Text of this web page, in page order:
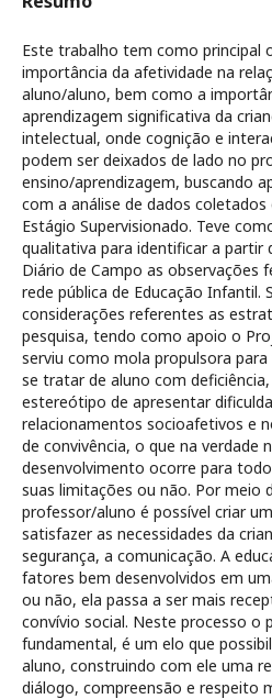
Este trabalho tem como principal
importância da afetividade na
aluno/aluno, bem como a
aprendizagem significativa da
intelectual, onde cognição e
podem ser deixados de lado no
ensino/aprendizagem, buscando
com a análise de dados
Estágio Supervisionado. Teve
qualitativa para identificar a partir
Diário de Campo as observações
rede pública de Educação Infantil.
considerações referentes as
pesquisa, tendo como apoio o
serviu como mola propulsora
se tratar de aluno com
estereótipo de apresentar
relacionamentos socioafetivos e
de convivência, o que na verdade
desenvolvimento ocorre para
suas limitações ou não. Por meio
professor/aluno é possível criar
satisfazer as necessidades da
segurança, a comunicação. A
fatores bem desenvolvidos em
ou não, ela passa a ser mais
convívio social. Neste processo o
fundamental, é um elo que
aluno, construindo com ele uma
diálogo, compreensão e respeito